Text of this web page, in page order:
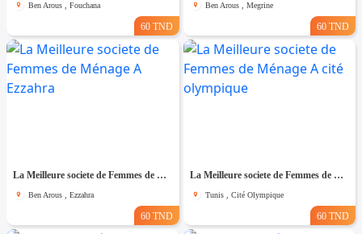
Ben Arous , Fouchana
60 TND
Ben Arous , Megrine
60 TND
La Meilleure societe de Femmes de Ménage A Ezzahra
Ben Arous , Ezzahra
60 TND
La Meilleure societe de Femmes de Ménage A cité olympique
Tunis , Cité Olympique
60 TND